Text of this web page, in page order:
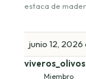
estaca de
junio 12, 2026
viveros_olivos
Miembro